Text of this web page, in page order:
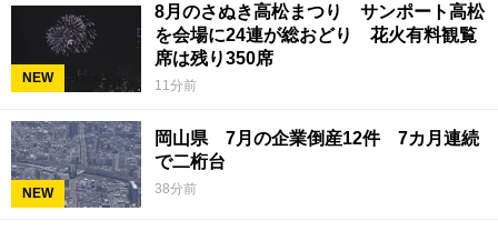
NEW
8月のさぬき高松まつり サンポート高松
を会場に24連が総おどり 花火有料観覧
席は残り350席
11分前
NEW
岡山県 7月の企業倒産12件 7カ月連続
で二桁台
38分前